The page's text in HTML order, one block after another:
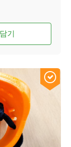
담기